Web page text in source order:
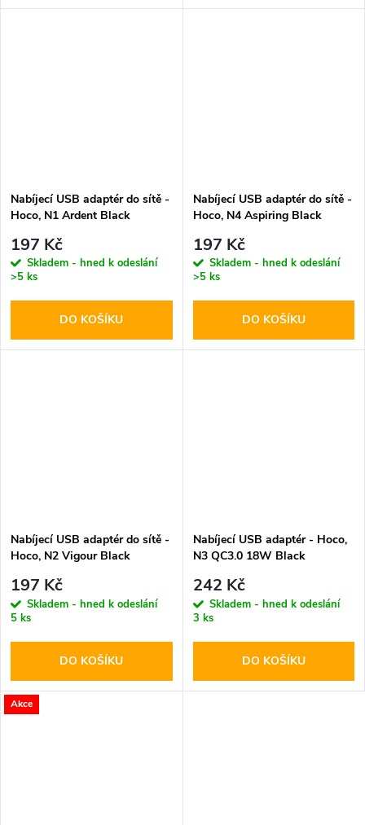
Nabíjecí USB adaptér do sítě -
Hoco, N1 Ardent Black
197 Kč
Skladem - hned k odeslání
>5 ks
DO KOŠÍKU
Nabíjecí USB adaptér do sítě -
Hoco, N4 Aspiring Black
197 Kč
Skladem - hned k odeslání
>5 ks
DO KOŠÍKU
Nabíjecí USB adaptér do sítě -
Hoco, N2 Vigour Black
197 Kč
Skladem - hned k odeslání
5 ks
DO KOŠÍKU
Nabíjecí USB adaptér - Hoco,
N3 QC3.0 18W Black
242 Kč
Skladem - hned k odeslání
3 ks
DO KOŠÍKU
Akce